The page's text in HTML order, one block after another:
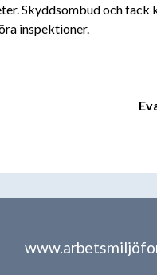
Skyddsombud och fack
inspektioner.